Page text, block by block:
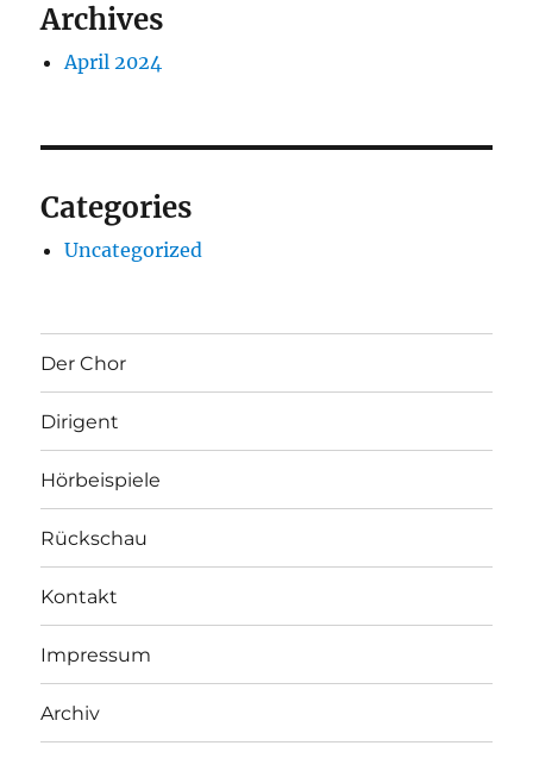
Archives
April 2024
Categories
Uncategorized
Der Chor
Dirigent
Hörbeispiele
Rückschau
Kontakt
Impressum
Archiv